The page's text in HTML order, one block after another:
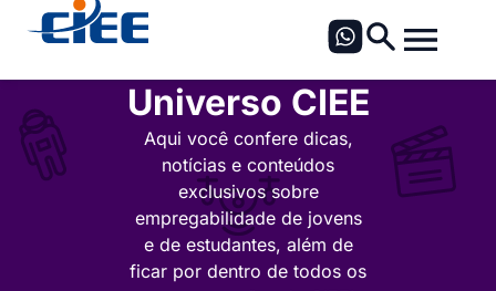
Universo CIEE
Aqui você confere dicas,
notícias e conteúdos
exclusivos sobre
empregabilidade de jovens
e de estudantes, além de
ficar por dentro de todos os